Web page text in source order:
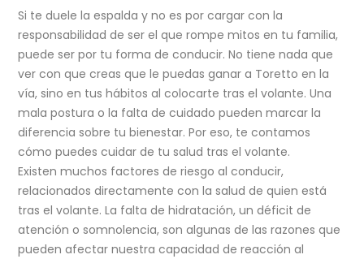
Si te duele la espalda y no es por cargar con la
responsabilidad de ser el que rompe mitos en tu familia,
puede ser por tu forma de conducir. No tiene nada que
ver con que creas que le puedas ganar a Toretto en la
vía, sino en tus hábitos al colocarte tras el volante. Una
mala postura o la falta de cuidado pueden marcar la
diferencia sobre tu bienestar. Por eso, te contamos
cómo puedes cuidar de tu salud tras el volante.
Existen muchos factores de riesgo al conducir,
relacionados directamente con la salud de quien está
tras el volante. La falta de hidratación, un déficit de
atención o somnolencia, son algunas de las razones que
pueden afectar nuestra capacidad de reacción al